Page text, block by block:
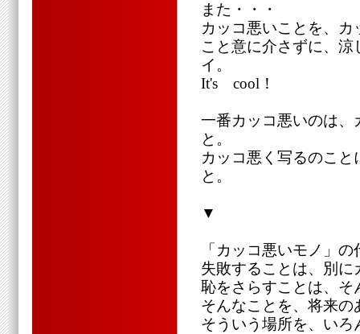
また・・・
カッコ悪いことを、
こと意に介さずに、
イ。
It's cool！
一番カッコ悪いのは、
と。
カッコ悪く写るのこ
と。
▼
「カッコ悪いモノ」
失敗することは、別
恥をさらすことは、そ
そんなことを、将来
そういう場所を、い